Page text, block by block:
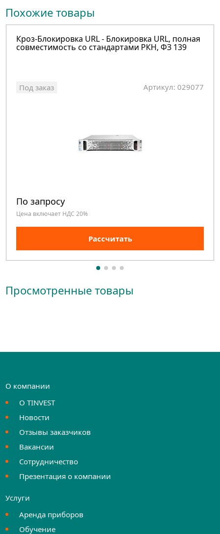
Похожие товары
Кроз-Блокировка URL - Блокировка URL, полная
совместимость со стандартами РКН, ФЗ 139
Под заказ Артикул: 029077
По запросу
Цена включает НДС 20%
Рассчитать
Просмотренные товары
О компании
О TINVEST
Новости
Отзывы заказчиков
Вакансии
Сотрудничество
Презентация о компании
Услуги
Аренда приборов
Обучение